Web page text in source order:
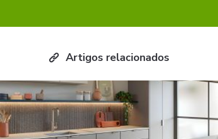
Artigos relacionados